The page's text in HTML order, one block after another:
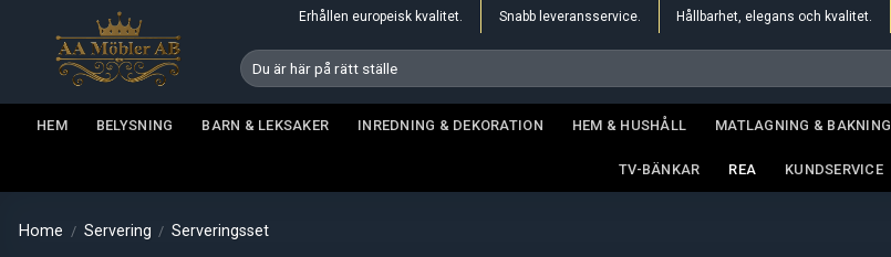
Erhållen europeisk kvalitet. Snabb leveransservice. Hållbarhet, elegans och kvalitet.
Search
for:
HEM BELYSNING BARN & LEKSAKER INREDNING & DEKORATION HEM & HUSHÅLL MATLAGNING & BAKNING
TV-BÄNKAR REA KUNDSERVICE
Home / Servering / Serveringsset